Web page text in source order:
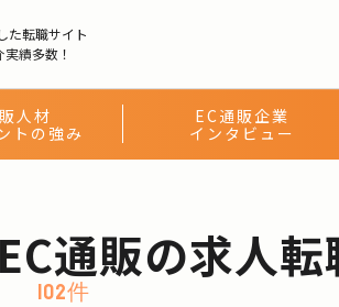
た転職サイト
績多数！
人材
トの強み
EC通販企業
インタビュー
通販の求人転
102件